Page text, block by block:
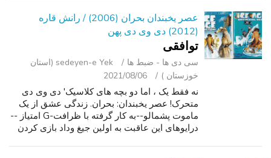
عصر یخبندان بحران (2006) / رانش قاره
(2012) دی وی دی پهن
توافقی
سی ‌دی ‌ها - ضبط‌ ها
sedeyen-e Yek (استان
خوزستان )
2021/08/06
نه فقط یک ، اما دو بچه های کلاسیک' دی وی دی
متحرک! عصر یخبندان: بحران. زندگی عشق از یک
ماموت پشمالو--به کار گرفته با ظرافت-G امتیاز --
درایوهای این عاقبت به اولین جیغ وداد بازی کردن